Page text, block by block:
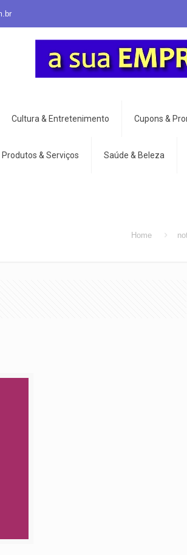
Cultura & Entretenimento Cupons &
Produtos & Serviços Saúde & Beleza
Home